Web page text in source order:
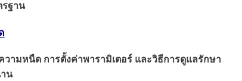
รฐาน
วามหนืด การตั้งค่าพารามิเตอร์ และวิธีการดูแลรักษา
น